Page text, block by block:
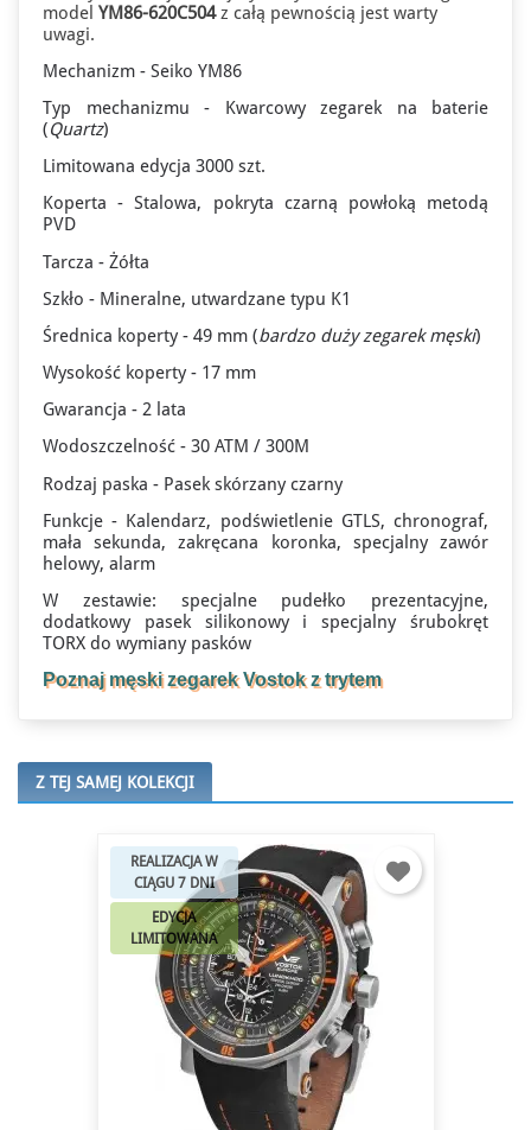
Do końca promocji: 7h 35m 26s
model YM86-620C504z całą pewnością jest warty
uwagi.
Mechanizm - Seiko YM86
Typ mechanizmu - Kwarcowy zegarek na baterie
(Quartz)
Limitowana edycja 3000 szt.
Koperta - Stalowa, pokryta czarną powłoką metodą
PVD
Tarcza - Żółta
Szkło - Mineralne, utwardzane typu K1
Średnica koperty - 49 mm (bardzo duży zegarek męski)
Wysokość koperty - 17 mm
Gwarancja - 2 lata
Wodoszczelność - 30 ATM / 300M
Rodzaj paska - Pasek skórzany czarny
Funkcje - Kalendarz, podświetlenie GTLS, chronograf,
mała sekunda, zakręcana koronka, specjalny zawór
helowy, alarm
W zestawie: specjalne pudełko prezentacyjne,
dodatkowy pasek silikonowy i specjalny śrubokręt
TORX do wymiany pasków
Poznaj męski zegarek Vostok z trytem
Z TEJ SAMEJ KOLEKCJI
REALIZACJA W
CIĄGU 7 DNI
EDYCJA
LIMITOWANA